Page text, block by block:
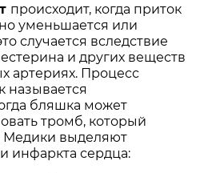
происходит, когда приток
уменьшается или
случается вследствие
и других веществ
артериях. Процесс
называется
бляшка может
тромб, который
Медики выделяют
инфаркта сердца: